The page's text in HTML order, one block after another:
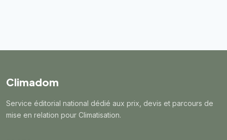
Climadom
Service éditorial national dédié aux prix, devis et parcours de
mise en relation pour Climatisation.